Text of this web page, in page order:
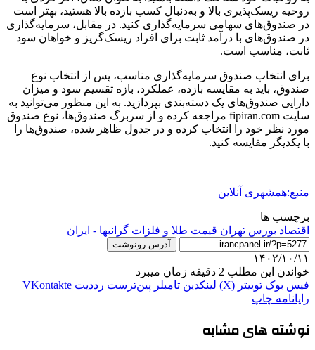
روحیه ریسک‌پذیری بالا و به‌دنبال کسب بازده بالا هستید، بهتر است
در صندوق‌های سهامی سرمایه‌گذاری کنید. در مقابل، سرمایه‌گذاری
در صندوق‌های با درآمد ثابت برای افراد ریسک‌گریز و خواهان سود
ثابت، مناسب است.
برای انتخاب صندوق سرمایه‌گذاری مناسب، پس از انتخاب نوع
صندوق، باید به مقایسه بازده، عملکرد، بازه تقسیم سود و میزان
دارایی صندوق‌های یک دسته‌بندی بپردازید. به این منظور می‌توانید به
سایت fipiran.com مراجعه کرده و از سربرگ صندوق‌ها، نوع صندوق
مورد نظر خود را انتخاب کرده و در جدول ظاهر شده، صندوق‌ها را
با یکدیگر مقایسه کنید.
منبع:همشهری آنلاین
برچسب ها
اقتصاد بورس تهران قیمت طلا و فلزات گرانبها - ایران
آدرس رونوشت
۱۴۰۲/۱۰/۱۱
خواندن این مطلب 2 دقیقه زمان میبرد
فیس بوک توییتر (X) لینکدین ‫تامبلر ‫پین‌ترست ‫رددیت ‫VKontakte
رایانامه چاپ
نوشته های مشابه